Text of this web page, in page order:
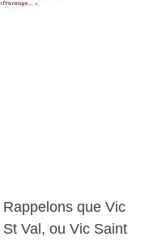
Rappelons que Vic
St Val, ou Vic Saint